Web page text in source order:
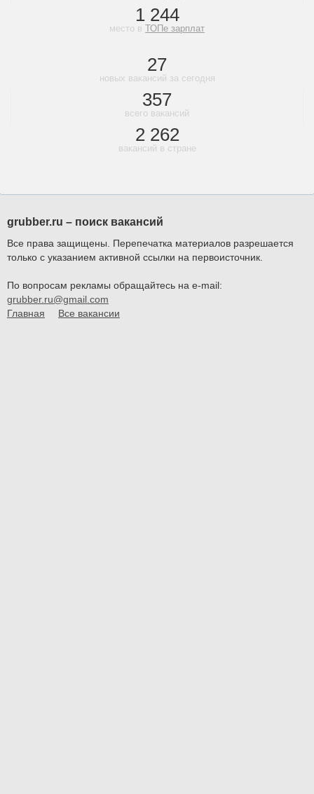
1 244
место в ТОПе зарплат
27
новых вакансий за сегодня
357
всего вакансий
2 262
вакансий в стране
grubber.ru – поиск вакансий
Все права защищены. Перепечатка материалов разрешается
только с указанием активной ссылки на первоисточник.
По вопросам рекламы обращайтесь на e-mail:
grubber.ru@gmail.com
Главная
Все вакансии